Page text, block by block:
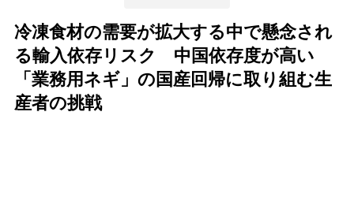
冷凍食材の需要が拡大する中で懸念され
る輸入依存リスク 中国依存度が高い
「業務用ネギ」の国産回帰に取り組む生
産者の挑戦